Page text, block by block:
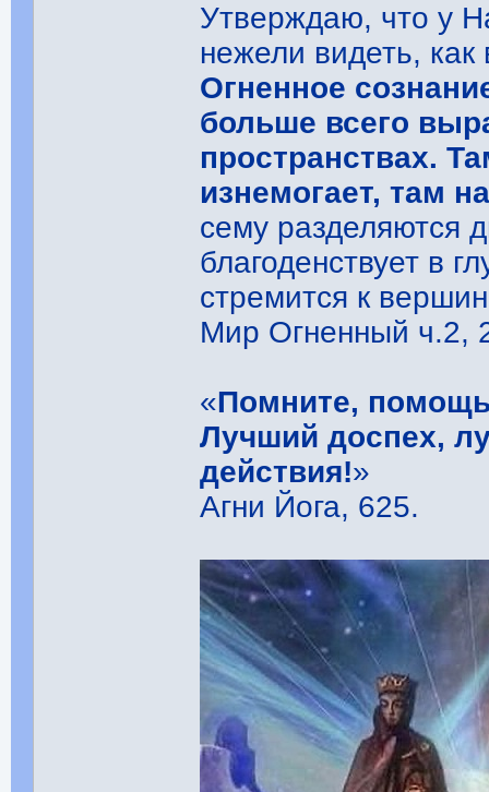
Утверждаю, что у
нежели видеть,
Огненное
больше всего
пространствах.
изнемогает, там
сему разделяются
благоденствует в
стремится к
Мир Огненный ч.2,
«Помните, помощь
Лучший доспех,
действия!»
Агни Йога, 625.